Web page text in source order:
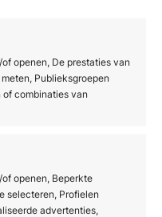
openen, De prestaties van
Publieksgroepen
of combinaties van
openen, Beperkte
selecteren, Profielen
advertenties,
hydratatie kunnen
het bindweefsel
Voor
is een
met
structurele